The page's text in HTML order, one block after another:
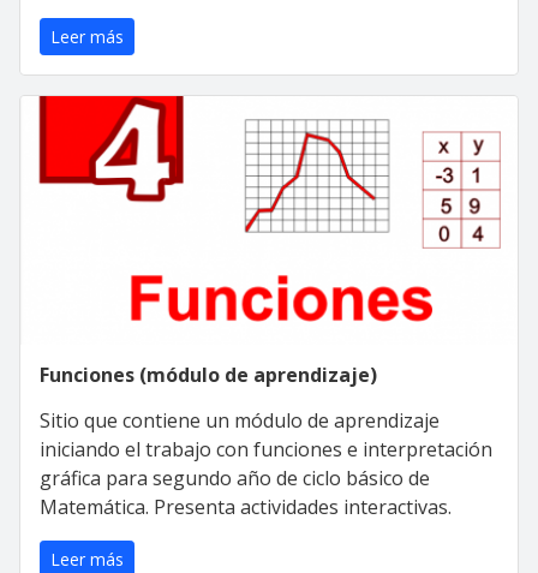
Leer más
Funciones (módulo de aprendizaje)
Sitio que contiene un módulo de aprendizaje
iniciando el trabajo con funciones e interpretación
gráfica para segundo año de ciclo básico de
Matemática. Presenta actividades interactivas.
Leer más